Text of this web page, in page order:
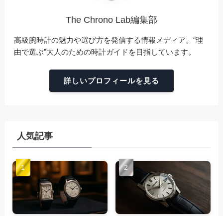
The Chrono Lab編集部
高級腕時計の魅力や選び方を発信する情報メディア。“理
由で選ぶ”大人のための時計ガイドを目指しています。
詳しいプロフィールを見る
人気記事